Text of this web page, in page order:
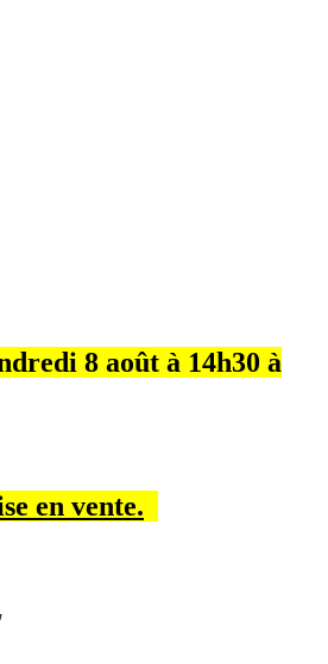
8 août à 14h30 à
en vente.